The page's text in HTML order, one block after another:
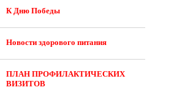
К Дню Победы
Новости здорового питания
ПЛАН ПРОФИЛАКТИЧЕСКИХ
ВИЗИТОВ